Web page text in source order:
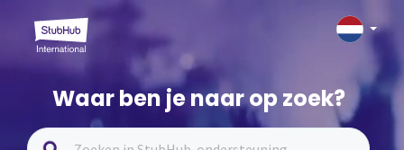
Waar ben je naar op zoek?